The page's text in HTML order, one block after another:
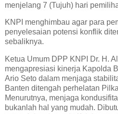
menjelang 7 (Tujuh) hari
KNPI menghimbau agar para
penyelesaian potensi konflik
sebaliknya.
Ketua Umum DPP KNPI Dr. H.
mengapresiasi kinerja Kapolda
Ario Seto dalam menjaga
Banten ditengah perhelatan
Menurutnya, menjaga
bukanlah hal yang mudah.